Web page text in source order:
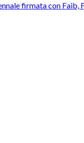
firmata con Faib,